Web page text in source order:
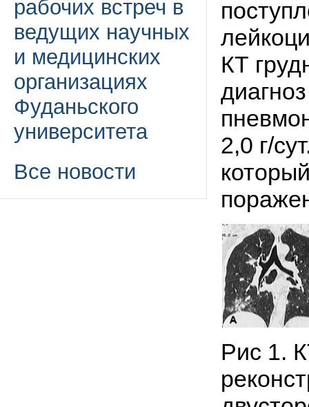
рабочих встреч в
ведущих научных
и медицинских
организациях
Фуданьского
университета
Все новости
КТ
2,0 г/
Рис 1.